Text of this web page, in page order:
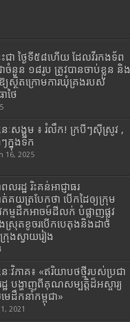
េះជា ថ្ងៃទី៥៨ហើយ ដែលវីរកងទ័ព
ាចំនួន ១៨រូប ត្រូវបានចាប់ខ្លួន និង
យស្ថិតក្រោមការឃុំគ្រងរបស់
ថៃ
ៈសង្គម ៖ រំលឹក! ក្របីៗស៊ីស្រូវ ,
ៗក្នុងទឹក
16, 2025
លរដ្ឋ រិះគន់អាជ្ញាធរ
ត់គយត្របែកថា បើកដៃឲ្យក្រុម
កម្មដឹកអាចម៍ដីលក់ បំផ្លាញផ្លូវ
ស្រុតខូចរបើកបេតុងនិងដាច់
ងស្វាយរៀង
ៈវិភាគ៖ «ឥរិយាបថថ្មីរបស់ប្រជា
ឋ បង្ហាញពីគុណសម្បត្តិដ៏អស្ចារ្យ
េដឹកនាំកម្ពុជា»
2021